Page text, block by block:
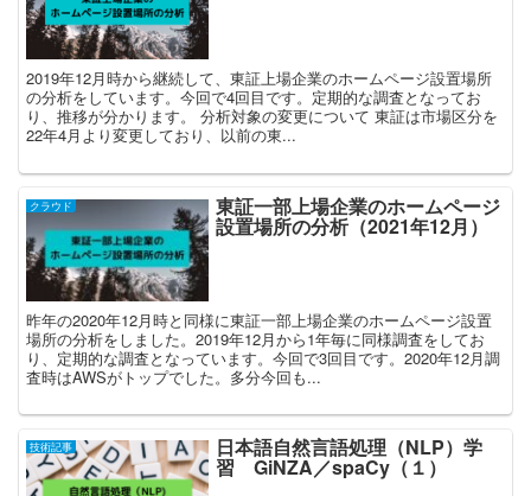
2019年12月時から継続して、東証上場企業のホームページ設置場所
の分析をしています。今回で4回目です。定期的な調査となってお
り、推移が分かります。 分析対象の変更について 東証は市場区分を
22年4月より変更しており、以前の東...
クラウド 東証一部上場企業のホームページ
設置場所の分析（2021年12月）
昨年の2020年12月時と同様に東証一部上場企業のホームページ設置
場所の分析をしました。2019年12月から1年毎に同様調査をしてお
り、定期的な調査となっています。今回で3回目です。2020年12月調
査時はAWSがトップでした。多分今回も...
技術記事 日本語自然言語処理（NLP）学
習 GiNZA／spaCy（１）